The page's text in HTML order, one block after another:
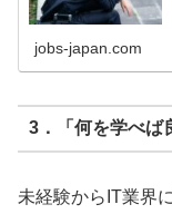
jobs-japan.com
3．「何を学べば
未経験からIT業界